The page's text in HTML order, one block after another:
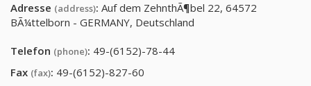
Adresse (address): Auf dem ZehnthÃ¶bel 22, 64572
BÃ¼ttelborn - GERMANY, Deutschland
Telefon (phone): 49-(6152)-78-44
Fax (fax): 49-(6152)-827-60